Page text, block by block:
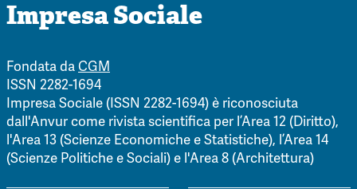
Impresa Sociale
Fondata daCGM
ISSN 2282-1694
Impresa Sociale (ISSN 2282-1694) è riconosciuta
dall'Anvur come rivista scientifica per l’Area 12 (Diritto),
l'Area 13 (Scienze Economiche e Statistiche), l’Area 14
(Scienze Politiche e Sociali) e l'Area 8 (Architettura)